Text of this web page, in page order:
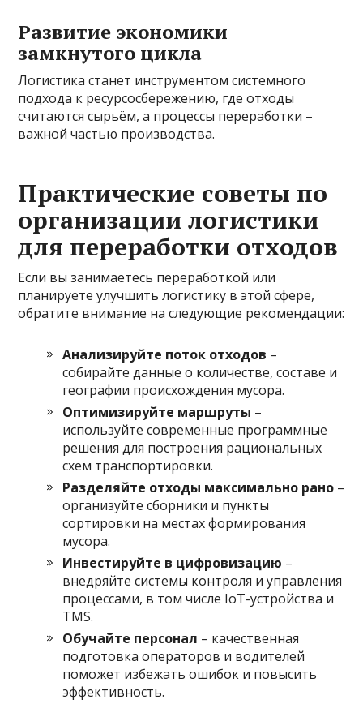
Развитие экономики
замкнутого цикла
Логистика станет инструментом системного
подхода к ресурсосбережению, где отходы
считаются сырьём, а процессы переработки –
важной частью производства.
Практические советы по
организации логистики
для переработки отходов
Если вы занимаетесь переработкой или
планируете улучшить логистику в этой сфере,
обратите внимание на следующие рекомендации:
Анализируйте поток отходов –
собирайте данные о количестве, составе и
географии происхождения мусора.
Оптимизируйте маршруты –
используйте современные программные
решения для построения рациональных
схем транспортировки.
Разделяйте отходы максимально рано –
организуйте сборники и пункты
сортировки на местах формирования
мусора.
Инвестируйте в цифровизацию –
внедряйте системы контроля и управления
процессами, в том числе IoT-устройства и
TMS.
Обучайте персонал – качественная
подготовка операторов и водителей
поможет избежать ошибок и повысить
эффективность.